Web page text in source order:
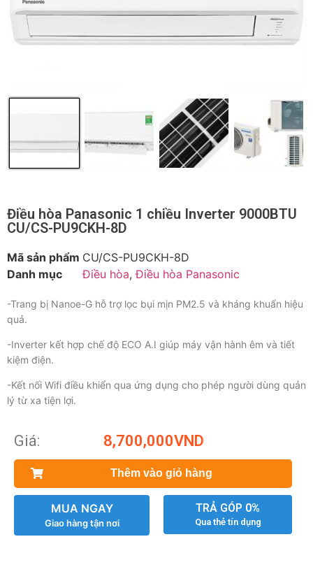
Điều hòa Panasonic 1 chiều Inverter 9000BTU
CU/CS-PU9CKH-8D
Mã sản phẩm CU/CS-PU9CKH-8D
Danh mục
Điều hòa,Điều hòa Panasonic
-Trang bị Nanoe-G hỗ trợ lọc bụi mịn PM2.5 và kháng khuẩn hiệu
quả.
-Inverter kết hợp chế độ ECO A.I giúp máy vận hành êm và tiết
kiệm điện.
-Kết nối Wifi điều khiển qua ứng dụng cho phép người dùng quản
lý từ xa tiện lợi.
Giá: 8,700,000VND
Thêm vào giỏ hàng
MUA NGAY
Giao hàng tận nơi
TRẢ GÓP 0%
Qua thẻ tín dụng